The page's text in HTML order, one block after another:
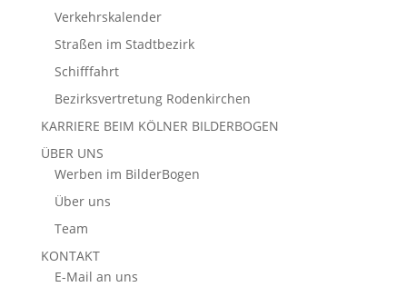
Verkehrskalender
Straßen im Stadtbezirk
Schifffahrt
Bezirksvertretung Rodenkirchen
KARRIERE BEIM KÖLNER BILDERBOGEN
ÜBER UNS
Werben im BilderBogen
Über uns
Team
KONTAKT
E-Mail an uns